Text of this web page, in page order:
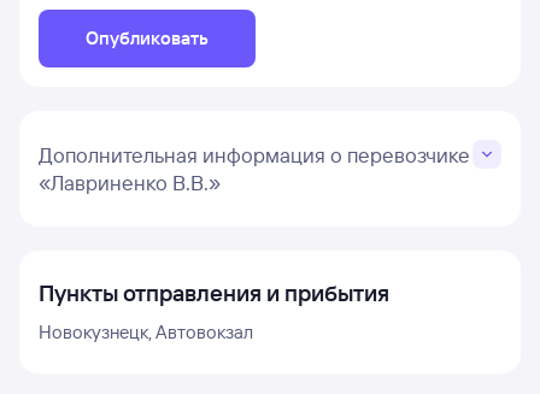
Опубликовать
Дополнительная информация о перевозчике
«Лавриненко В.В.»
Пункты отправления и прибытия
Новокузнецк, Автовокзал